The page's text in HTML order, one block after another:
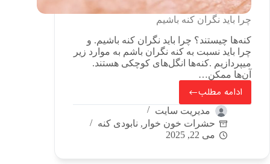
چرا باید نگران کنه باشیم
کنه‌ها چیستند؟ چرا باید نگران کنه باشیم. و
چرا باید نسبت به کنه نگران باشم به موارد زیر
میپردازیم .کنه‌ها انگل‌های کوچکی هستند.
آن‌ها ممکن…
ادامه مطلب
مدیریت سایت
حشرات خون خوار , نابودی کنه
می 22, 2025